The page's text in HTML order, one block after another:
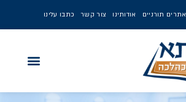
אתרים תורניים אודותינו צור קשר כתבו עלינו